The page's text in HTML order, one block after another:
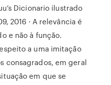
Dicionario ilustrado
2016 · A relevância é
e não à função.
a uma imitação
consagrados, em geral
em que se